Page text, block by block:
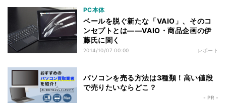
PC本体
ベールを脱ぐ新たな「VAIO」、そのコ
ンセプトとは――VAIO・商品企画の伊
藤氏に聞く
2014/10/07 00:00 レポート
パソコンを売る方法は3種類！高い値段
で売りたいならどこ？
- PR -